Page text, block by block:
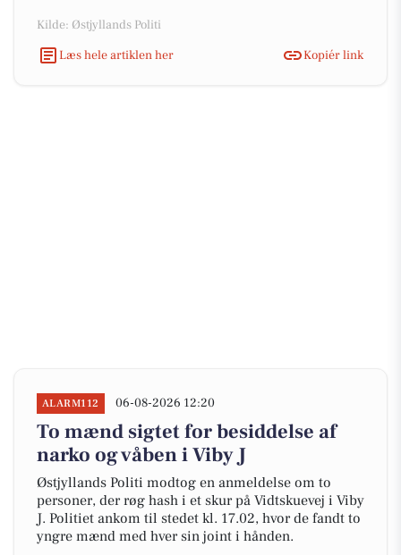
Kilde: Østjyllands Politi
Læs hele artiklen her
Kopiér link
ALARM112 06-08-2026 12:20
To mænd sigtet for besiddelse af
narko og våben i Viby J
Østjyllands Politi modtog en anmeldelse om to
personer, der røg hash i et skur på Vidtskuevej i Viby
J. Politiet ankom til stedet kl. 17.02, hvor de fandt to
yngre mænd med hver sin joint i hånden.